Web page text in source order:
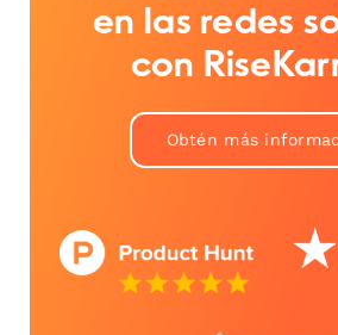
en las redes
con
Obtén más